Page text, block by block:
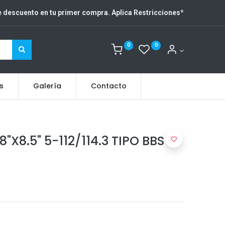
descuento en tu primer compra. Aplica Restricciones*
0 0
Galería Contacto
5-112/114.3 TIPO BBS